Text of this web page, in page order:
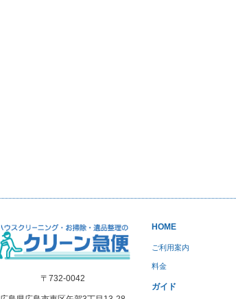
〒732-0042
HOME
ご利用案内
料金
ガイド